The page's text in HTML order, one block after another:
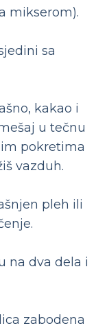
mikserom).
sa
kakao i
u tečnu
pokretima
vazduh.
pleh ili
na dva dela i
zabodena